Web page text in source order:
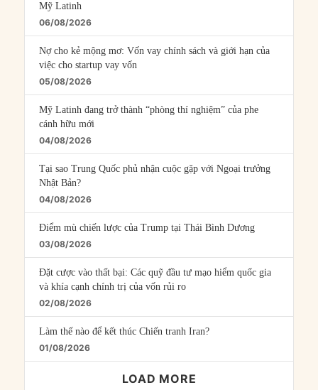
Mỹ Latinh
06/08/2026
Nợ cho kẻ mộng mơ: Vốn vay chính sách và giới hạn của
việc cho startup vay vốn
05/08/2026
Mỹ Latinh đang trở thành “phòng thí nghiệm” của phe
cánh hữu mới
04/08/2026
Tại sao Trung Quốc phủ nhận cuộc gặp với Ngoại trưởng
Nhật Bản?
04/08/2026
Điểm mù chiến lược của Trump tại Thái Bình Dương
03/08/2026
Đặt cược vào thất bại: Các quỹ đầu tư mạo hiểm quốc gia
và khía cạnh chính trị của vốn rủi ro
02/08/2026
Làm thế nào để kết thúc Chiến tranh Iran?
01/08/2026
LOAD MORE